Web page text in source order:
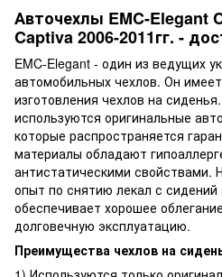
Авточехлы EMC-Elegant
Captiva 2006-2011гг. -
EMC-Elegant - один из ведущих
автомобильных чехлов. Он
изготовления чехлов на
используются оригинальные
которые распространяется
материалы обладают
антистатическими свойствами.
опыт по снятию лекал с сидений
обеспечивает хорошее
долговечную эксплуатацию.
Преимущества чехлов на